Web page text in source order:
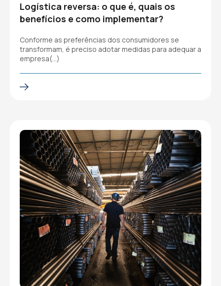
Logística reversa: o que é, quais os
benefícios e como implementar?
Conforme as preferências dos consumidores se
transformam, é preciso adotar medidas para adequar a
empresa(…)